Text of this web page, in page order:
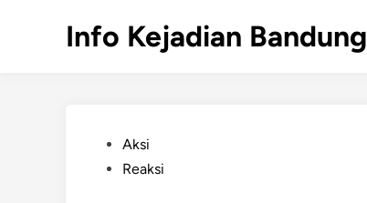
Info Kejadian Bandung
PostedAksi
Reaksi